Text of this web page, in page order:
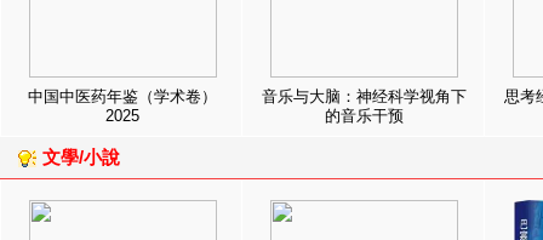
中国中医药年鉴（学术卷）
2025
音乐与大脑：神经科学视角下
的音乐干预
思考
文學/小說